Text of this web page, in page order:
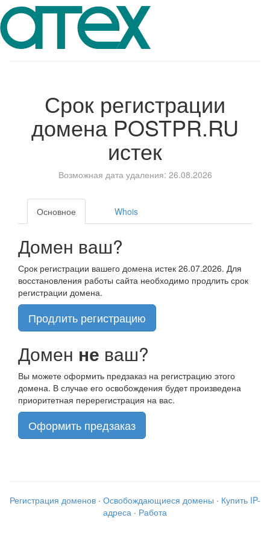
Срок регистрации
домена POSTPR.RU
истек
Возможная дата удаления: 26.08.2026
Основное Whois
Домен ваш?
Срок регистрации вашего домена истек 26.07.2026. Для
восстановления работы сайта необходимо продлить срок
регистрации домена.
Продлить регистрацию
Домен не ваш?
Вы можете оформить предзаказ на регистрацию этого
домена. В случае его освобождения будет произведена
приоритетная перерегистрация на вас.
Оформить предзаказ
Регистрация доменов · Освобождающиеся домены · Купить IP-
адреса · Работа